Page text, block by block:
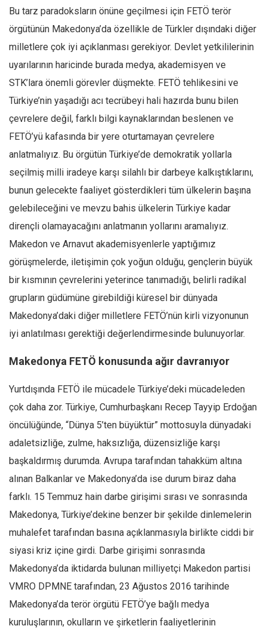
Bu tarz paradoksların önüne geçilmesi için FETÖ terör
örgütünün Makedonya’da özellikle de Türkler dışındaki diğer
milletlere çok iyi açıklanması gerekiyor. Devlet yetkililerinin
uyarılarının haricinde burada medya, akademisyen ve
STK’lara önemli görevler düşmekte. FETÖ tehlikesini ve
Türkiye’nin yaşadığı acı tecrübeyi hali hazırda bunu bilen
çevrelere değil, farklı bilgi kaynaklarından beslenen ve
FETÖ’yü kafasında bir yere oturtamayan çevrelere
anlatmalıyız. Bu örgütün Türkiye’de demokratik yollarla
seçilmiş milli iradeye karşı silahlı bir darbeye kalkıştıklarını,
bunun gelecekte faaliyet gösterdikleri tüm ülkelerin başına
gelebileceğini ve mevzu bahis ülkelerin Türkiye kadar
dirençli olamayacağını anlatmanın yollarını aramalıyız.
Makedon ve Arnavut akademisyenlerle yaptığımız
görüşmelerde, iletişimin çok yoğun olduğu, gençlerin büyük
bir kısmının çevrelerini yeterince tanımadığı, belirli radikal
grupların güdümüne girebildiği küresel bir dünyada
Makedonya’daki diğer milletlere FETÖ’nün kirli vizyonunun
iyi anlatılması gerektiği değerlendirmesinde bulunuyorlar.
Makedonya FETÖ konusunda ağır davranıyor
Yurtdışında FETÖ ile mücadele Türkiye’deki mücadeleden
çok daha zor. Türkiye, Cumhurbaşkanı Recep Tayyip Erdoğan
öncülüğünde, “Dünya 5’ten büyüktür” mottosuyla dünyadaki
adaletsizliğe, zulme, haksızlığa, düzensizliğe karşı
başkaldırmış durumda. Avrupa tarafından tahakküm altına
alınan Balkanlar ve Makedonya’da ise durum biraz daha
farklı. 15 Temmuz hain darbe girişimi sırası ve sonrasında
Makedonya, Türkiye’dekine benzer bir şekilde dinlemelerin
muhalefet tarafından basına açıklanmasıyla birlikte ciddi bir
siyasi kriz içine girdi. Darbe girişimi sonrasında
Makedonya’da iktidarda bulunan milliyetçi Makedon partisi
VMRO DPMNE tarafından, 23 Ağustos 2016 tarihinde
Makedonya’da terör örgütü FETÖ’ye bağlı medya
kuruluşlarının, okulların ve şirketlerin faaliyetlerinin